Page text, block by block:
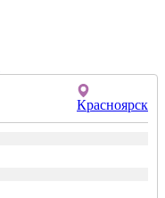
Красноярск